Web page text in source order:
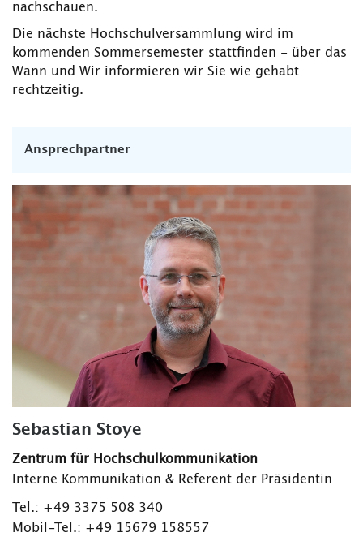
nachschauen.
Die nächste Hochschulversammlung wird im
kommenden Sommersemester stattfinden - über das
Wann und Wir informieren wir Sie wie gehabt
rechtzeitig.
Ansprechpartner
Sebastian Stoye
Zentrum für Hochschulkommunikation
Interne Kommunikation & Referent der Präsidentin
Tel.: +49 3375 508 340
Mobil-Tel.: +49 15679 158557